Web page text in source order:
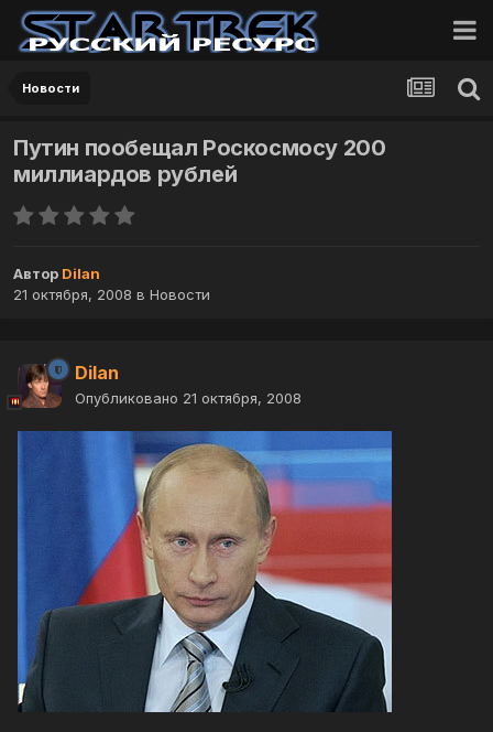
Новости
Путин пообещал Роскосмосу 200
миллиардов рублей
Автор Dilan
21 октября, 2008 в Новости
Dilan
Опубликовано 21 октября, 2008